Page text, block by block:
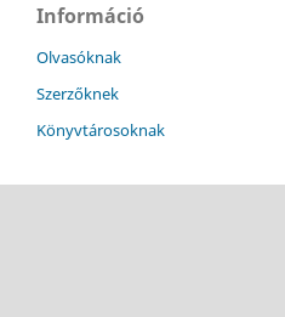
Információ
Olvasóknak
Szerzőknek
Könyvtárosoknak